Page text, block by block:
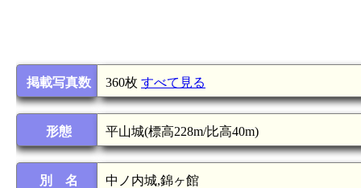
掲載写真数 360枚 すべて見る
形態 平山城(標高228m/比高40m)
別 名 中ノ内城,錦ヶ館